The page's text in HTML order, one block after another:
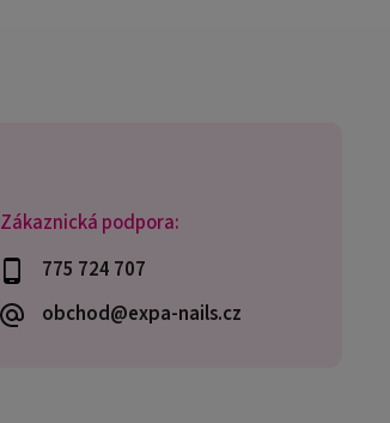
Zákaznická podpora:
775 724 707
obchod@expa-nails.cz